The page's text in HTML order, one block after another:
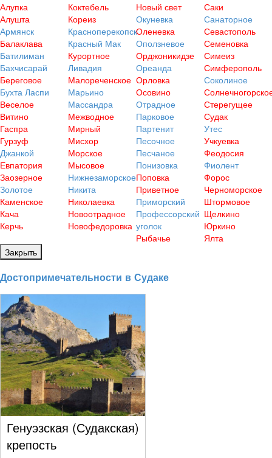
Алупка
Алушта
Армянск
Балаклава
Батилиман
Бахчисарай
Береговое
Бухта Ласпи
Веселое
Витино
Гаспра
Гурзуф
Джанкой
Евпатория
Заозерное
Золотое
Каменское
Кача
Керчь
Коктебель
Кореиз
Красноперекопск
Красный Мак
Курортное
Ливадия
Малореченское
Марьино
Массандра
Межводное
Мирный
Мисхор
Морское
Мысовое
Нижнезаморское
Никита
Николаевка
Новоотрадное
Новофедоровка
Новый свет
Окуневка
Оленевка
Оползневое
Орджоникидзе
Ореанда
Орловка
Осовино
Отрадное
Парковое
Партенит
Песочное
Песчаное
Понизовка
Поповка
Приветное
Приморский
Профессорский
уголок
Рыбачье
Саки
Санаторное
Севастополь
Семеновка
Симеиз
Симферополь
Соколиное
Стерегущее
Судак
Утес
Учкуевка
Феодосия
Фиолент
Форос
Черноморское
Штормовое
Щелкино
Юркино
Ялта
Закрыть
Достопримечательности в Судаке
Генуэзская (Судакская)
крепость